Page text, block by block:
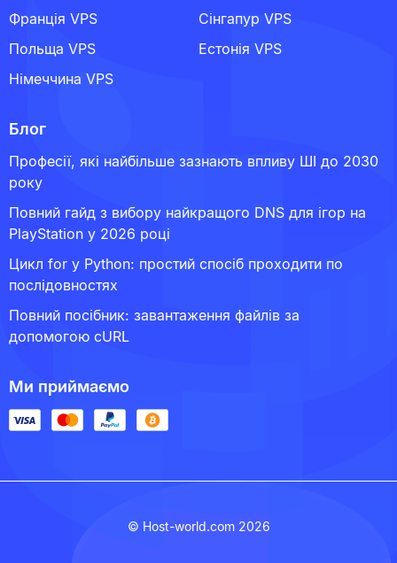
Франція VPS
Сінгапур VPS
Польща VPS
Естонія VPS
Німеччина VPS
Блог
Професії, які найбільше зазнають впливу ШІ до 2030
року
Повний гайд з вибору найкращого DNS для ігор на
PlayStation у 2026 році
Цикл for у Python: простий спосіб проходити по
послідовностях
Повний посібник: завантаження файлів за
допомогою cURL
Ми приймаємо
© Host-world.com 2026